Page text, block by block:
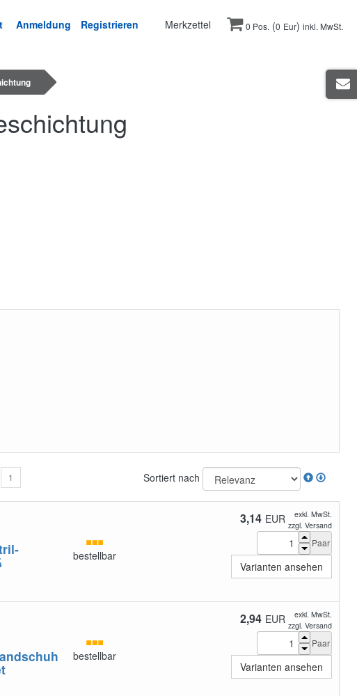
Anmeldung Registrieren Merkzettel 0 Pos. (0 Eur) inkl. MwSt.
1 Sortiert nach
bestellbar
3,14 EUR
exkl. MwSt.
zzgl. Versand
Paar
Varianten ansehen
bestellbar
2,94 EUR
exkl. MwSt.
zzgl. Versand
Paar
Varianten ansehen